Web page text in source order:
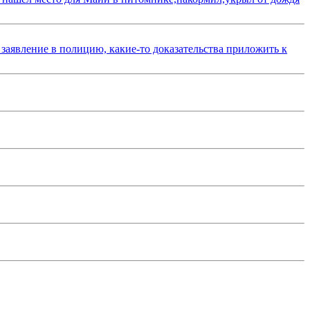
в полицию, какие-то доказательства приложить к